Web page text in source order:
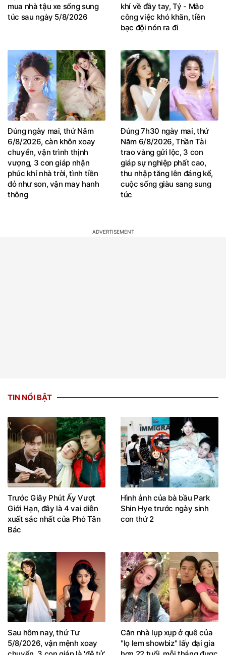
mua nhà tậu xe sống sung
túc sau ngày 5/8/2026
khí về đầy tay, Tý - Mão
công việc khó khăn, tiền
bạc đội nón ra đi
Đúng ngày mai, thứ Năm
6/8/2026, càn khôn xoay
chuyển, vận trình thịnh
vượng, 3 con giáp nhận
phúc khí nhà trời, tình tiền
đỏ như son, vận may hanh
thông
Đúng 7h30 ngày mai, thứ
Năm 6/8/2026, Thần Tài
trao vàng gửi lộc, 3 con
giáp sự nghiệp phất cao,
thu nhập tăng lên đáng kể,
cuộc sống giàu sang sung
túc
TIN NỔI BẬT
Trước Giây Phút Ấy Vượt
Giới Hạn, đây là 4 vai diễn
xuất sắc nhất của Phó Tân
Bác
Hình ảnh của bà bầu Park
Shin Hye trước ngày sinh
con thứ 2
Sau hôm nay, thứ Tư
5/8/2026, vận mệnh xoay
Căn nhà lụp xụp ở quê của
"lọ lem showbiz" lấy đại gia